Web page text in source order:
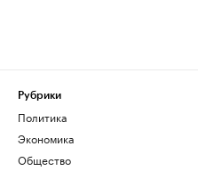
Рубрики
Политика
Экономика
Общество